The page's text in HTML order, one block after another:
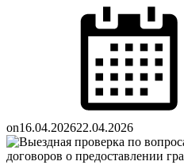
on16.04.202622.04.2026